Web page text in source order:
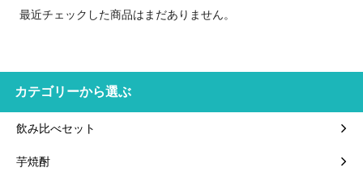
最近チェックした商品はまだありません。
カテゴリーから選ぶ
飲み比べセット
芋焼酎